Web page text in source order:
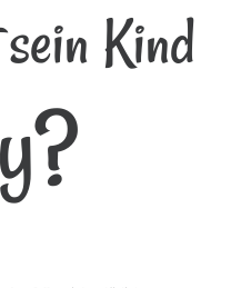
Kind